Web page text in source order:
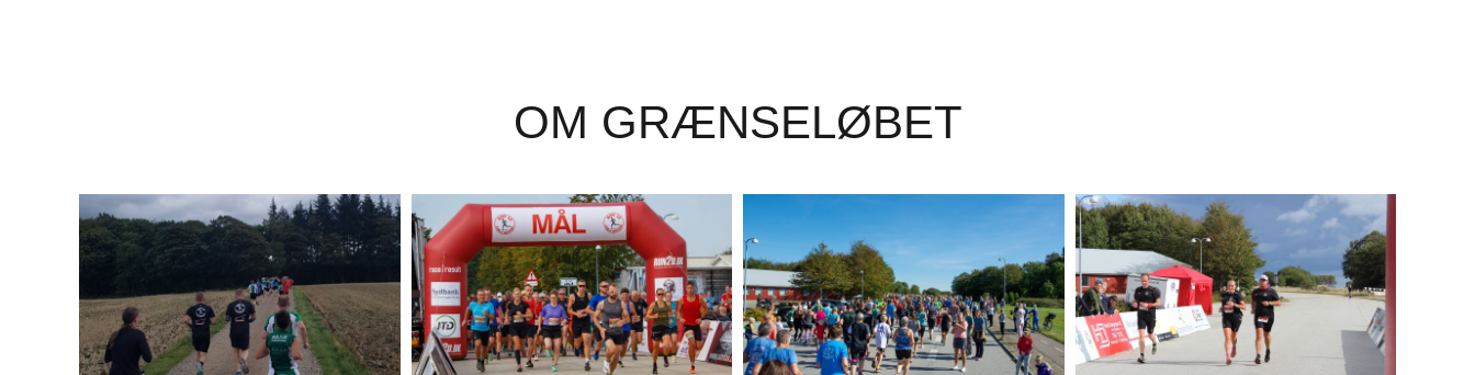
OM GRÆNSELØBET